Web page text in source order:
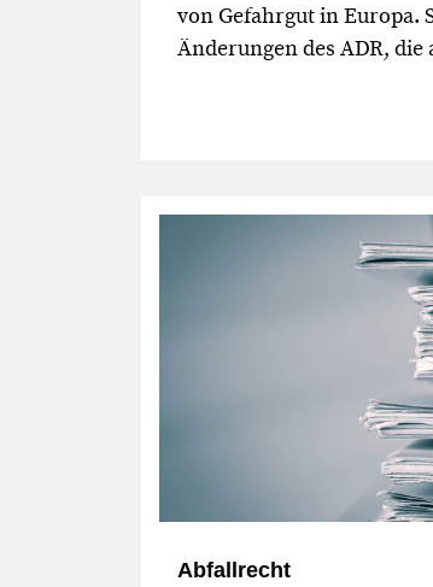
von Gefahrgut in Europa.
Änderungen des ADR, die
Abfallrecht